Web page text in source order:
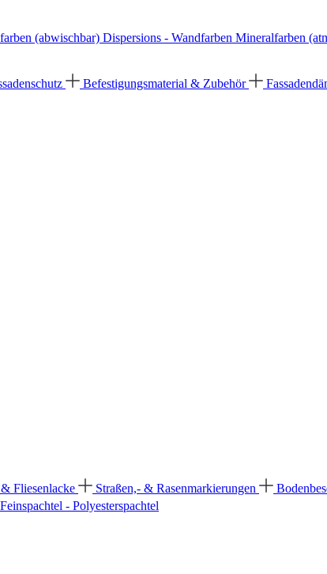
(abwischbar) Dispersions - Wandfarben Mineralfarben
Befestigungsmaterial & Zubehör
Fliesenlacke Straßen,- & Rasenmarkierungen
- Polyesterspachtel